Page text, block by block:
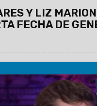
Y LIZ
FECHA DE
"Es un espacio que nació de
a más de 20 artístas
estamos convencidos de